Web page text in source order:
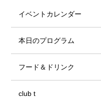
イベントカレンダー
本日のプログラム
フード＆ドリンク
club t